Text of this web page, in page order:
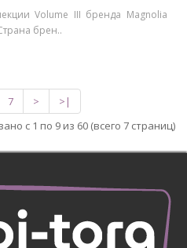
Volume III бренда Magnolia
брен..
7 >
>|
с 1 по 9 из 60 (всего 7 страниц)